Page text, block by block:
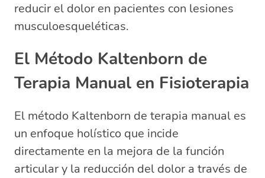
reducir el dolor en pacientes con lesiones
musculoesqueléticas.
El Método Kaltenborn de
Terapia Manual en Fisioterapia
El método Kaltenborn de terapia manual es
un enfoque holístico que incide
directamente en la mejora de la función
articular y la reducción del dolor a través de